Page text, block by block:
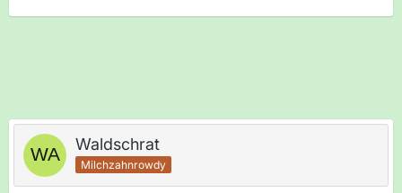
Waldschrat
Milchzahnrowdy